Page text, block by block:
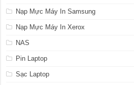
Nạp Mực Máy In Samsung
Nạp Mực Máy In Xerox
NAS
Pin Laptop
Sạc Laptop